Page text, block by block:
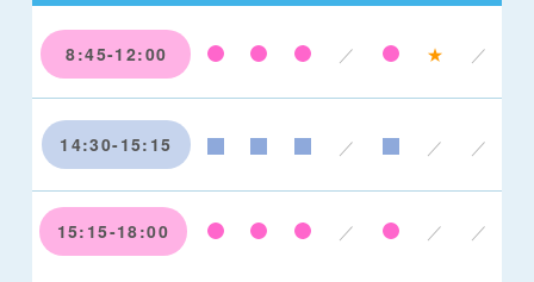
8:45-12:00 ／ ★ ／
14:30-15:15 ／ ／ ／
15:15-18:00 ／ ／ ／